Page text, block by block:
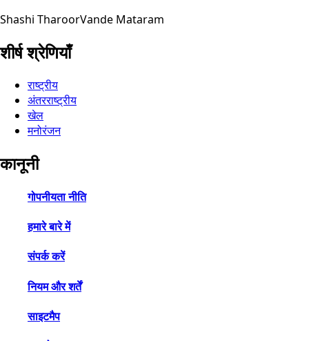
Shashi TharoorVande Mataram
शीर्ष श्रेणियाँ
राष्ट्रीय
अंतरराष्ट्रीय
खेल
मनोरंजन
कानूनी
गोपनीयता नीति
हमारे बारे में
संपर्क करें
नियम और शर्तें
साइटमैप